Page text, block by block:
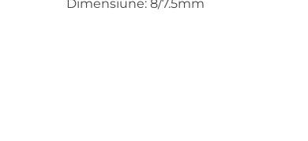
Dimensiune: 8/7.5mm